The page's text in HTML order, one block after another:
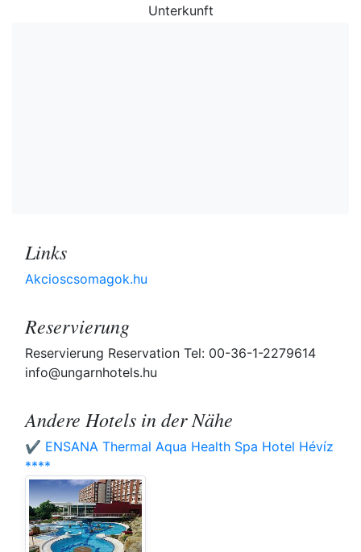
Unterkunft
Links
Akcioscsomagok.hu
Reservierung
Reservierung Reservation Tel: 00-36-1-2279614
info@ungarnhotels.hu
Andere Hotels in der Nähe
✔️ ENSANA Thermal Aqua Health Spa Hotel Hévíz
****